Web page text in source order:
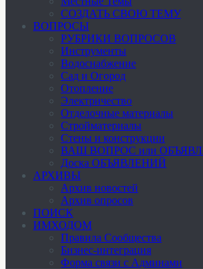
СОЗДАТЬ СВОЮ ТЕМУ
ВОПРОСЫ
РУБРИКИ ВОПРОСОВ
Инструменты
Водоснабжение
Сад и Огород
Отопление
Электричество
Отделочные материалы
Стройматериалы
Стены и конструкции
ВАШ ВОПРОС или
Доска ОБЪЯВЛЕНИЙ
АРХИВЫ
Архив новостей
Архив опросов
ПОИСК
ИМХОДОМ
Правила Сообщества
Бизнес-интеграция
Форма связи с Админами